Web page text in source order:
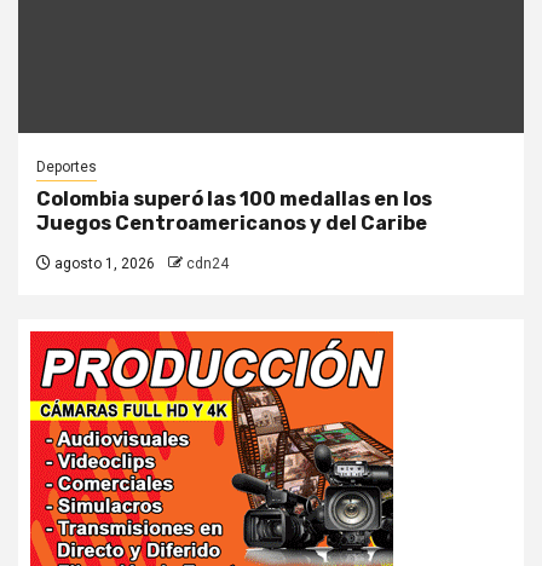
Deportes
Colombia superó las 100 medallas en los
Juegos Centroamericanos y del Caribe
agosto 1, 2026 cdn24